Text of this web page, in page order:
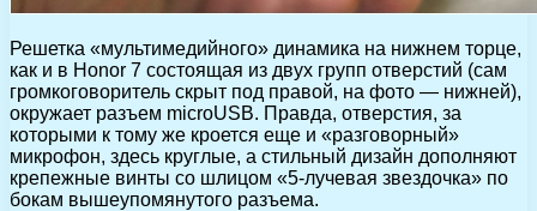
Решетка «мультимедийного» динамика на нижнем торце,
как и в Honor 7 состоящая из двух групп отверстий (сам
громкоговоритель скрыт под правой, на фото — нижней),
окружает разъем microUSB. Правда, отверстия, за
которыми к тому же кроется еще и «разговорный»
микрофон, здесь круглые, а стильный дизайн дополняют
крепежные винты со шлицом «5-лучевая звездочка» по
бокам вышеупомянутого разъема.